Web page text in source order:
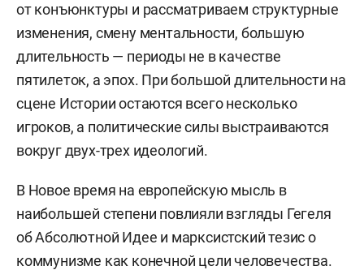
от конъюнктуры и рассматриваем структурные
изменения, смену ментальности, большую
длительность — периоды не в качестве
пятилеток, а эпох. При большой длительности на
сцене Истории остаются всего несколько
игроков, а политические силы выстраиваются
вокруг двух-трех идеологий.
В Новое время на европейскую мысль в
наибольшей степени повлияли взгляды Гегеля
об Абсолютной Идее и марксистский тезис о
коммунизме как конечной цели человечества.